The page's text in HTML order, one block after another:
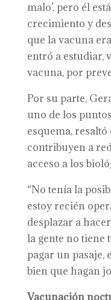
malo’, pero él
crecimiento y
que la vacuna
entró a estudiar,
vacuna, por
Por su parte,
uno de los
esquema,
contribuyen a
acceso a los
“No tenía la
estoy recién
desplazar a
la gente no tiene
pagar un pasaje,
bien que hagan
Vacunación